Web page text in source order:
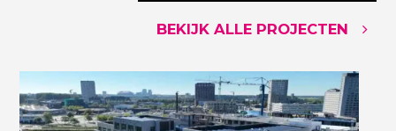
BEKIJK ALLE PROJECTEN